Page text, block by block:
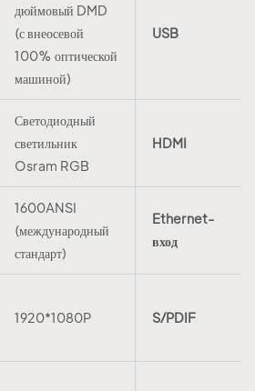
дюймовый DMD
(с внеосевой
100% оптической
машиной)
USB
Светодиодный
светильник
Osram RGB
HDMI
1600ANSI
(международный
стандарт)
Ethernet-
вход
1920*1080P S/PDIF